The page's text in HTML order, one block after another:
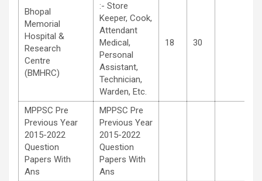
Bhopal
Memorial
Hospital &
Research
Centre
(BMHRC)
:- Store
Keeper, Cook,
Attendant
Medical,
Personal
Assistant,
Technician,
Warden, Etc.
18 30
MPPSC Pre
Previous Year
2015-2022
Question
Papers With
Ans
MPPSC Pre
Previous Year
2015-2022
Question
Papers With
Ans